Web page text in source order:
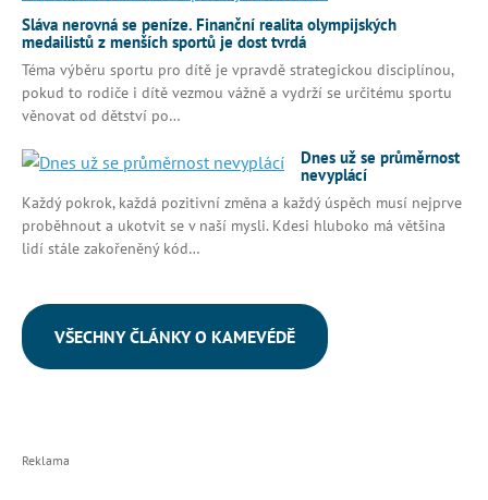
Sláva nerovná se peníze. Finanční realita olympijských
medailistů z menších sportů je dost tvrdá
Téma výběru sportu pro dítě je vpravdě strategickou disciplínou,
pokud to rodiče i dítě vezmou vážně a vydrží se určitému sportu
věnovat od dětství po…
Dnes už se průměrnost
nevyplácí
Každý pokrok, každá pozitivní změna a každý úspěch musí nejprve
proběhnout a ukotvit se v naší mysli. Kdesi hluboko má většina
lidí stále zakořeněný kód…
VŠECHNY ČLÁNKY O KAMEVÉDĚ
Reklama